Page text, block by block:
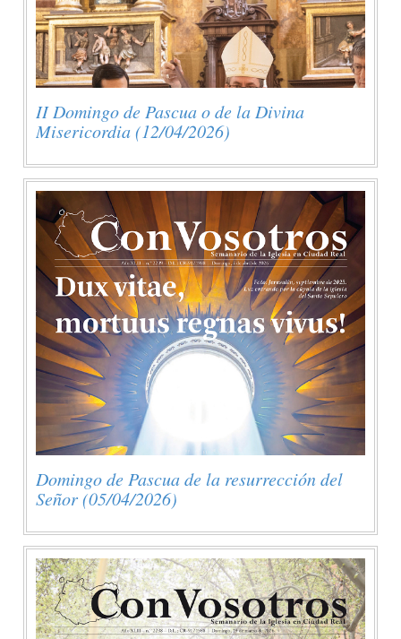
II Domingo de Pascua o de la Divina
Misericordia (12/04/2026)
Domingo de Pascua de la resurrección del
Señor (05/04/2026)